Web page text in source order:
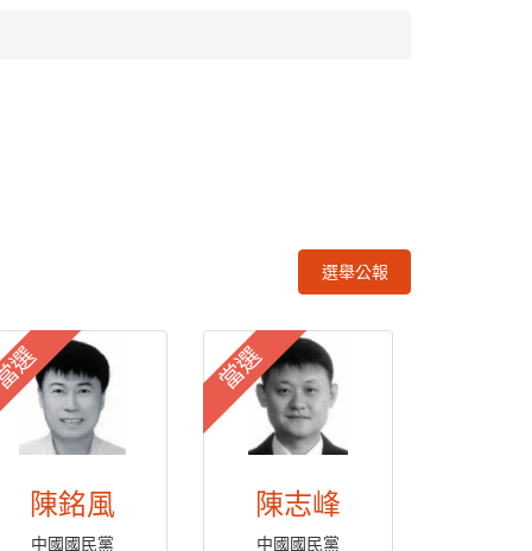
選舉公報
選
陳銘風
中國國民黨
當選
陳志峰
中國國民黨